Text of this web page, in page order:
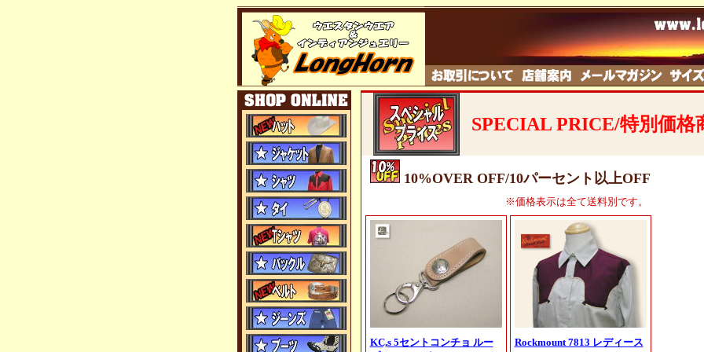
SPECIAL PRICE/特別価格
10%OVER OFF/10パーセント以上OFF
※価格表示は全て送料別です。
KC,s 5セントコンチョ ルー
Rockmount 7813 レディース